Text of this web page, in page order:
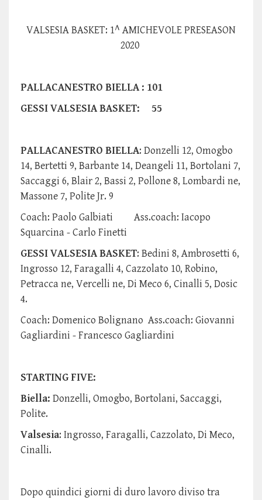
VALSESIA BASKET: 1^ AMICHEVOLE PRESEASON
2020
PALLACANESTRO BIELLA : 101
GESSI VALSESIA BASKET: 55
PALLACANESTRO BIELLA: Donzelli 12, Omogbo
14, Bertetti 9, Barbante 14, Deangeli 11, Bortolani 7,
Saccaggi 6, Blair 2, Bassi 2, Pollone 8, Lombardi ne,
Massone 7, Polite Jr. 9
Coach: Paolo Galbiati Ass.coach: Iacopo
Squarcina - Carlo Finetti
GESSI VALSESIA BASKET: Bedini 8, Ambrosetti 6,
Ingrosso 12, Faragalli 4, Cazzolato 10, Robino,
Petracca ne, Vercelli ne, Di Meco 6, Cinalli 5, Dosic
4.
Coach: Domenico Bolignano Ass.coach: Giovanni
Gagliardini - Francesco Gagliardini
STARTING FIVE:
Biella: Donzelli, Omogbo, Bortolani, Saccaggi,
Polite.
Valsesia: Ingrosso, Faragalli, Cazzolato, Di Meco,
Cinalli.
Dopo quindici giorni di duro lavoro diviso tra